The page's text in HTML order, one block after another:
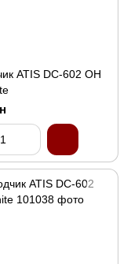
ATIS DC-602 OH